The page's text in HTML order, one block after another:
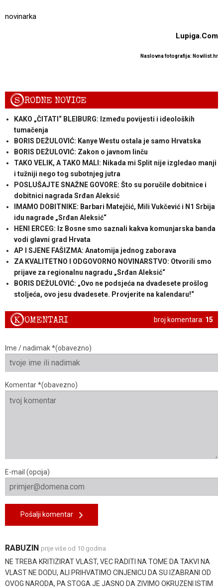
novinarka
Lupiga.Com
Naslovna fotografija: Novilist.hr
SRODNE NOVICE
KAKO „ČITATI“ BLEIBURG: Između povijesti i ideoloških
tumačenja
BORIS DEŽULOVIĆ: Kanye Westu ostala je samo Hrvatska
BORIS DEŽULOVIĆ: Zakon o javnom linču
TAKO VELIK, A TAKO MALI: Nikada mi Split nije izgledao manji
i tužniji nego tog subotnjeg jutra
POSLUŠAJTE SNAŽNE GOVORE: Što su poručile dobitnice i
dobitnici nagrada Srđan Aleksić
IMAMO DOBITNIKE: Barbari Matejčić, Mili Vukčević i N1 Srbija
idu nagrade „Srđan Aleksić“
HENI ERCEG: Iz Bosne smo saznali kakva komunjarska banda
vodi glavni grad Hrvata
AP I SJENE FAŠIZMA: Anatomija jednog zaborava
ZA KVALITETNO I ODGOVORNO NOVINARSTVO: Otvorili smo
prijave za regionalnu nagradu „Srđan Aleksić“
BORIS DEŽULOVIĆ: „Ovo ne podsjeća na dvadesete prošlog
stoljeća, ovo jesu dvadesete. Provjerite na kalendaru!“
broj komentara: 15
KOMENTARI
Ime / nadimak *(obavezno)
Komentar *(obavezno)
E-mail (opcija)
Pošalji komentar
RABUZIN prije više od 10 godina
NE TREBA KRITIZIRAT VLAST, VEC RADITI NA TOME DA TAKVI NA
VLAST NE DODU, ALI PRIHVATIMO CINJENICU DA SU IZABRANI OD
OVOG NARODA, PA STOGA JE JASNO DA ZIVIMO OKRUZENI ISTIM